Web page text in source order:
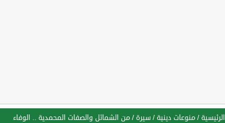
الرئيسية / منوعات دينية / سيرة / من الشمائل والصفات المحمدية .. الوفاء